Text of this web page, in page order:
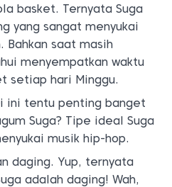
basket. Ternyata Suga
yang sangat menyukai
Bahkan saat masih
menyempatkan waktu
setiap hari Minggu.
ini tentu penting banget
Suga? Tipe ideal Suga
musik hip-hop.
daging. Yup, ternyata
adalah daging! Wah,